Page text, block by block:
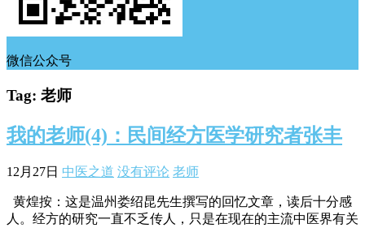
微信公众号
Tag: 老师
我的老师(4)：民间经方医学研究者张丰
12月27日 中医之道 没有评论 老师
黄煌按：这是温州娄绍昆先生撰写的回忆文章，读后十分感
人。经方的研究一直不乏传人，只是在现在的主流中医界有关